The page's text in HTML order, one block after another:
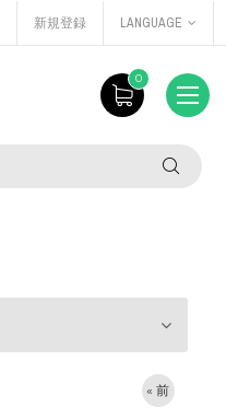
新規登録 LANGUAGE
0
« 前